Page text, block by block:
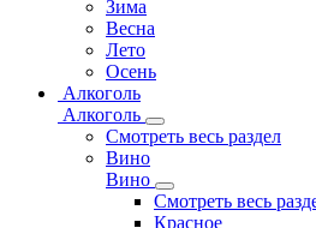
Зима
Весна
Лето
Осень
Алкоголь
Алкоголь
Смотреть весь раздел
Вино
Вино
Смотреть весь
Красное